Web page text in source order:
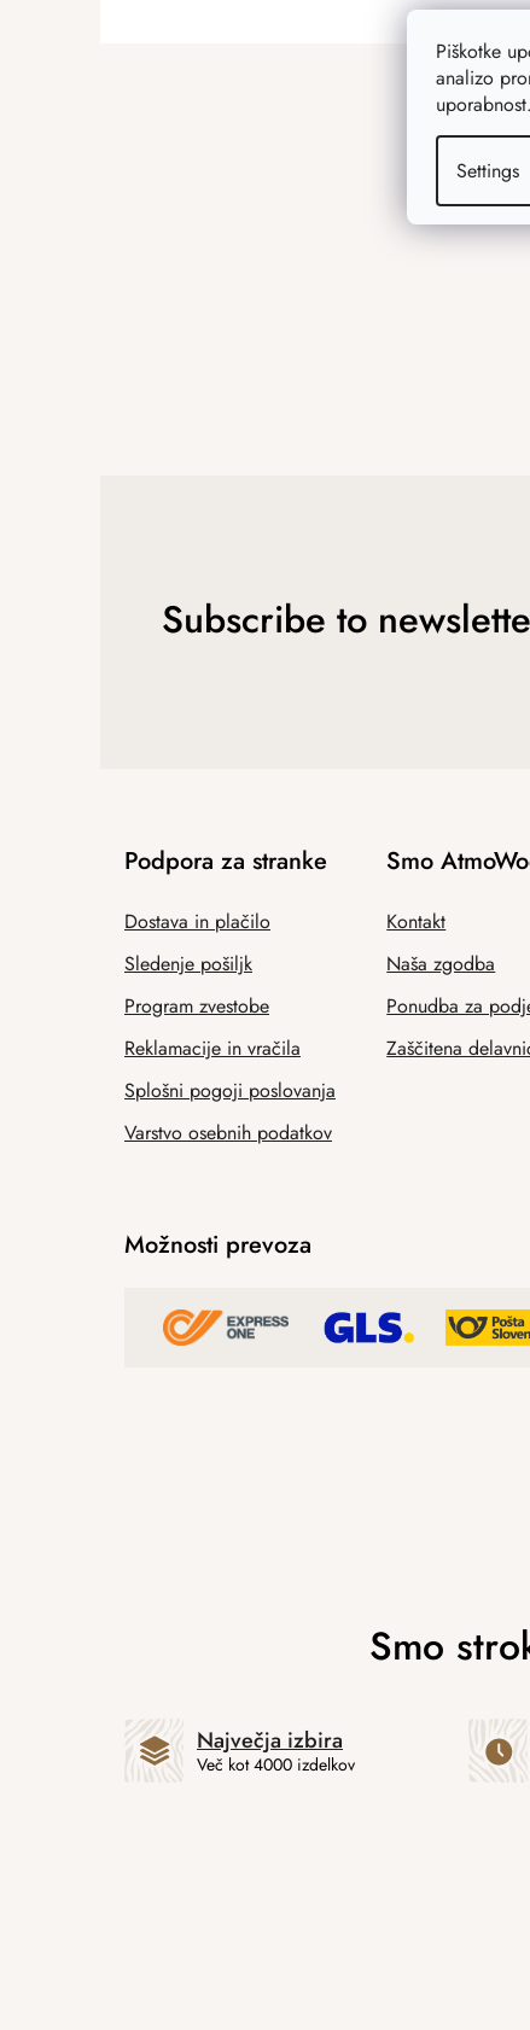
Piškotke
analizo
uporabnost.
Settings
Subscribe to
Podpora za stranke
Dostava in plačilo
Sledenje pošiljk
Program zvestobe
Reklamacije in vračila
Splošni pogoji poslovanja
Varstvo osebnih podatkov
Smo
Kontakt
Naša zgodba
Ponudba za
Zaščitena
Možnosti prevoza
Največja izbira
Več kot 4000 izdelkov